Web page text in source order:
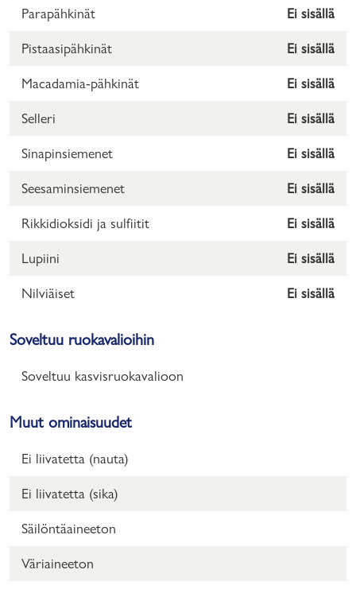
Parapähkinät Ei sisällä
Pistaasipähkinät Ei sisällä
Macadamia-pähkinät Ei sisällä
Selleri Ei sisällä
Sinapinsiemenet Ei sisällä
Seesaminsiemenet Ei sisällä
Rikkidioksidi ja sulfiitit Ei sisällä
Lupiini Ei sisällä
Nilviäiset Ei sisällä
Soveltuu ruokavalioihin
Soveltuu kasvisruokavalioon
Muut ominaisuudet
Ei liivatetta (nauta)
Ei liivatetta (sika)
Säilöntäaineeton
Väriaineeton